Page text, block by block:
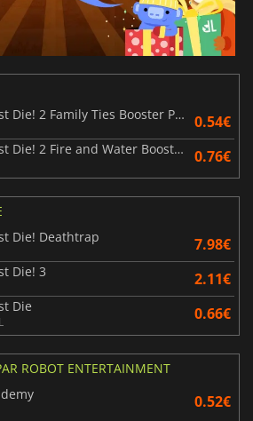
Orcs Must Die! 2 Family Ties Booster Pack
0.54€
Orcs Must Die! 2 Fire and Water Booster Pack 0.76€
Die! Deathtrap
7.98€
Die! 3 2.11€
Die 0.66€
ROBOT ENTERTAINMENT
0.52€